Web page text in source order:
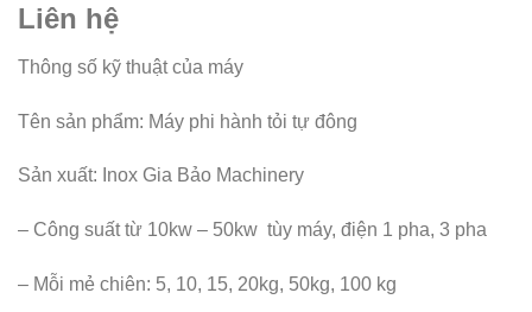
Liên hệ
Thông số kỹ thuật của máy
Tên sản phẩm: Máy phi hành tỏi tự đông
Sản xuất: Inox Gia Bảo Machinery
– Công suất từ 10kw – 50kw tùy máy, điện 1 pha, 3 pha
– Mỗi mẻ chiên: 5, 10, 15, 20kg, 50kg, 100 kg